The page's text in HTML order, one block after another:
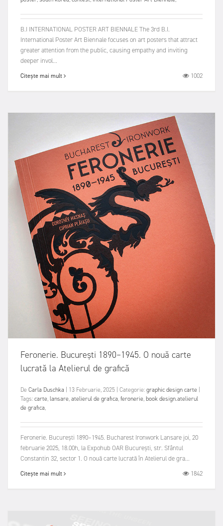
B.I INTERNATIONAL POSTER ART BIENNALE The 3rd B.I.
International Poster Art Biennale focuses on art posters that attract
greater attention from the public, causing empathy and inviting
deeper invol...
Citește mai mult 1002
Feronerie. București 1890–1945. O nouă carte
lucrată la Atelierul de grafică
De Carla Duschka 13 Februarie, 2025 Categorie:graphic designcarte
Tags:carte,lansare,atelierul de grafica,feronerie,book design.atelierul
de grafica,
Feronerie. București 1890–1945. Bucharest Ironwork Lansare joi, 20
februarie 2025, 18.00h, la Expohub OAR București, str. Sfântul
Constantin 32, sector 1. O nouă carte lucrată în Atelierul de gra...
Citește mai mult 1842